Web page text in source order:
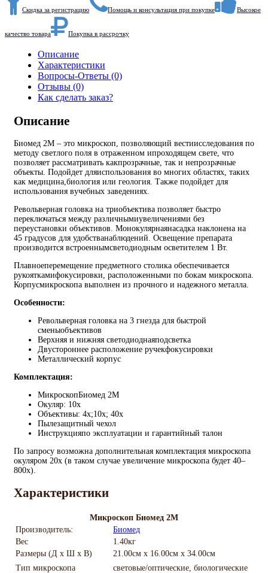
Скидка за регистрацию Помощь и консультация при покупке Высокое
качество товара Покупка в рассрочку
Описание
Характеристики
Вопросы-Ответы (0)
Отзывы (0)
Как сделать заказ?
Описание
Биомед 2M – это микроскоп, позволяющий вестиисследования по
методу светлого поля в отраженном ипроходящем свете, что
позволяет рассматривать какпрозрачные, так и непрозрачные
объекты. Подойдет дляиспользования во многих областях, таких
как медицина,биология или геология. Также подойдет для
использования вучебных заведениях.
Револьверная головка на триобъектива позволяет быстро
переключаться между различнымиувеличениями без
переустановки объективов. Монокулярнаянасадка наклонена на
45 градусов для удобстванаблюдений. Освещение препарата
производится встроеннымсветодиодным осветителем 1 Вт.
Плавноеперемещение предметного столика обеспечивается
рукояткамифокусировки, расположенными по бокам микроскопа.
Корпусмикроскопа выполнен из прочного и надежного металла.
Особенности:
Револьверная головка на 3 гнезда для быстрой
сменыобъективов
Верхняя и нижняя светодиоднаяподсветка
Двустороннее расположение ручекфокусировки
Металлический корпус
Комплектация:
МикpоскопБиомед 2М
Окуляр: 10х
Объективы: 4х;10х; 40х
Пылезащитный чехол
Инструкцияпо эксплуатации и гарантийный талон
По запросу возможна дополнительная комплектация микроскопа
окуляром 20x (в таком случае увеличение микроскопа будет 40–
800x).
Характеристики
Микpоскоп Биомед 2М
Производитель:
Биомед
Вес
1.40кг
Размеры (Д х Ш х В)
21.00см x 16.00см x 34.00см
Тип микроскопа
световые/оптические, биологические